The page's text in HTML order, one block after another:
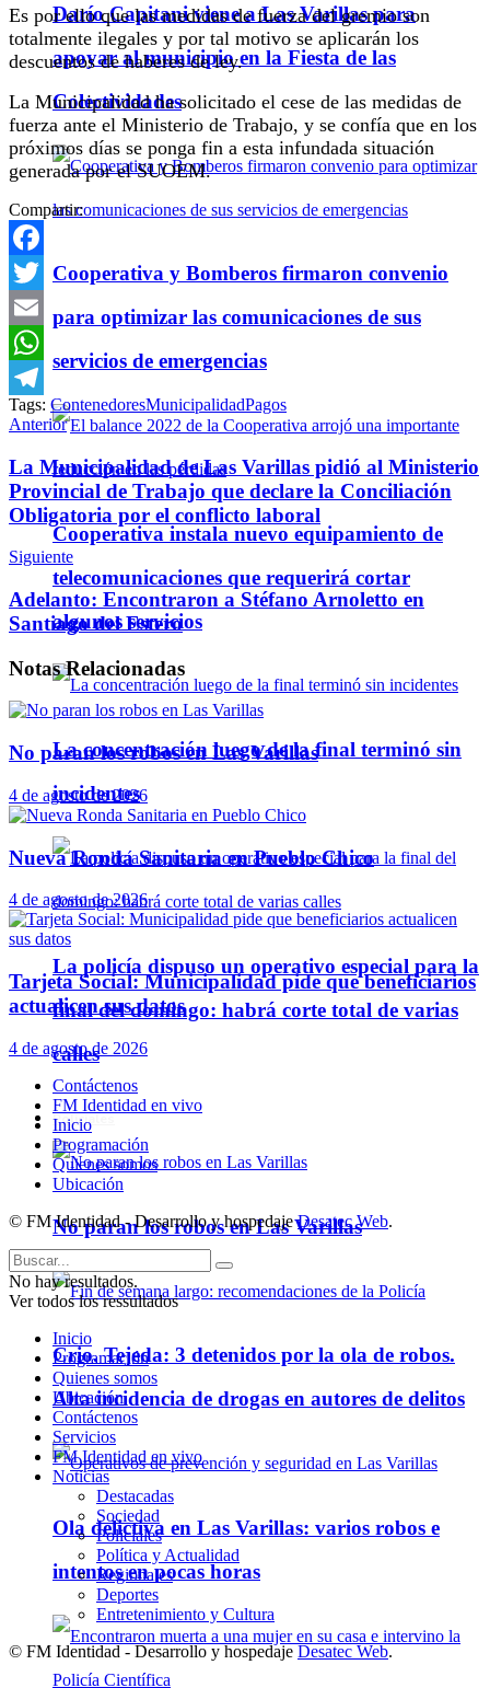
Darío Capitani viene a Las Varillas para
apoyar al municipio en la Fiesta de las
Colectividades
Cooperativa y Bomberos firmaron convenio
para optimizar las comunicaciones de sus
servicios de emergencias
Cooperativa instala nuevo equipamiento de
telecomunicaciones que requerirá cortar
algunos servicios
La concentración luego de la final terminó sin
incidentes
La policía dispuso un operativo especial para la
final del domingo: habrá corte total de varias
calles
Policiales
No paran los robos en Las Varillas
Crio. Tejeda: 3 detenidos por la ola de robos.
Alta incidencia de drogas en autores de delitos
Ola delictiva en Las Varillas: varios robos e
intentos en pocas horas
Es por ello que las medidas de fuerza del gremio son
totalmente ilegales y por tal motivo se aplicarán los
descuentos de haberes de ley.
La Municipalidad ha solicitado el cese de las medidas de
fuerza ante el Ministerio de Trabajo, y se confía que en los
próximos días se ponga fin a esta infundada situación
generada por el SUOEM.
Compartir:
Facebook
Twitter
Email
WhatsApp
Telegram
Tags: ContenedoresMunicipalidadPagos
Anterior
La Municipalidad de Las Varillas pidió al Ministerio
Provincial de Trabajo que declare la Conciliación
Obligatoria por el conflicto laboral
Siguiente
Adelanto: Encontraron a Stéfano Arnoletto en
Santiago del Estero
NotasRelacionadas
No paran los robos en Las Varillas
4 de agosto de 2026
Nueva Ronda Sanitaria en Pueblo Chico
4 de agosto de 2026
Tarjeta Social: Municipalidad pide que beneficiarios
actualicen sus datos
4 de agosto de 2026
Contáctenos
FM Identidad en vivo
Inicio
Programación
Quienes somos
Ubicación
© FM Identidad - Desarrollo y hospedajeDesatec Web.
No hay resultados.
Ver todos los ressultados
Inicio
Programación
Quienes somos
Ubicación
Contáctenos
Servicios
FM Identidad en vivo
Noticias
Destacadas
Sociedad
Policiales
Política y Actualidad
Regionales
Deportes
Entretenimiento y Cultura
© FM Identidad - Desarrollo y hospedaje Desatec Web.